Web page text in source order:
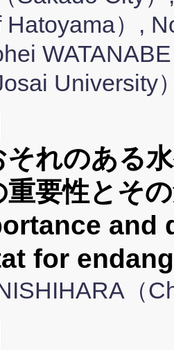
Hatoyama）,
University
れのある
重要性とそ
and
for
（